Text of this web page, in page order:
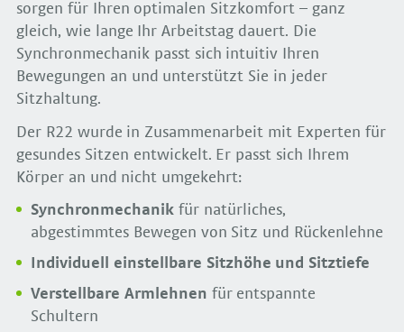
sorgen für Ihren optimalen Sitzkomfort – ganz
gleich, wie lange Ihr Arbeitstag dauert. Die
Synchronmechanik passt sich intuitiv Ihren
Bewegungen an und unterstützt Sie in jeder
Sitzhaltung.
Der R22 wurde in Zusammenarbeit mit Experten für
gesundes Sitzen entwickelt. Er passt sich Ihrem
Körper an und nicht umgekehrt:
Synchronmechanik für natürliches,
abgestimmtes Bewegen von Sitz und Rückenlehne
Individuell einstellbare Sitzhöhe und Sitztiefe
Verstellbare Armlehnen für entspannte
Schultern